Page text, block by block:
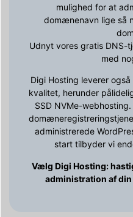
mulighed for at
domænenavn lige så
Udnyt vores gratis DNS-
med
Digi Hosting leverer
kvalitet, herunder
SSD NVMe-
administrerede
start tilbyder vi
Vælg Digi Hosting:
administration af